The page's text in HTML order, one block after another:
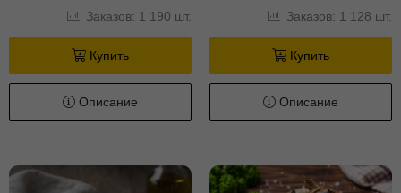
Заказов: 1 190 шт.
Купить
Описание
Заказов: 1 128 шт.
Купить
Описание